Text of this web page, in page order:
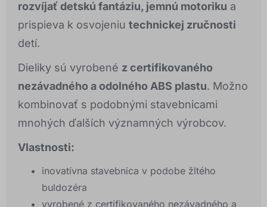
rozvíjať detskú fantáziu, jemnú motoriku a
prispieva k osvojeniu technickej zručnosti
detí.
Dieliky sú vyrobené z certifikovaného
nezávadného a odolného ABS plastu. Možno
kombinovať s podobnými stavebnicami
mnohých ďalších významných výrobcov.
Vlastnosti:
inovatívna stavebnica v podobe žltého
buldozéra
vyrobené z certifikovaného nezávadného a